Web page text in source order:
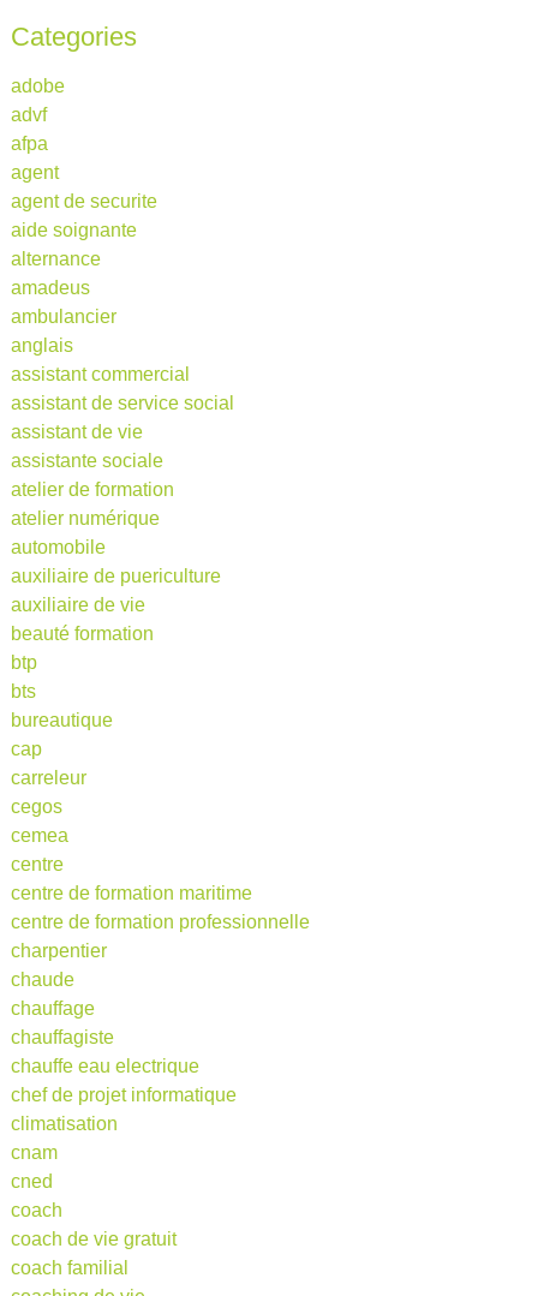
Categories
adobe
advf
afpa
agent
agent de securite
aide soignante
alternance
amadeus
ambulancier
anglais
assistant commercial
assistant de service social
assistant de vie
assistante sociale
atelier de formation
atelier numérique
automobile
auxiliaire de puericulture
auxiliaire de vie
beauté formation
btp
bts
bureautique
cap
carreleur
cegos
cemea
centre
centre de formation maritime
centre de formation professionnelle
charpentier
chaude
chauffage
chauffagiste
chauffe eau electrique
chef de projet informatique
climatisation
cnam
cned
coach
coach de vie gratuit
coach familial